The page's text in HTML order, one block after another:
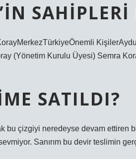
SAHIPLERI
(Yönetim Kurulu Üyesi) Semra
SATILDI?
bu çizgiyi neredeyse devam ettiren
Sanırım bu devir teslimin